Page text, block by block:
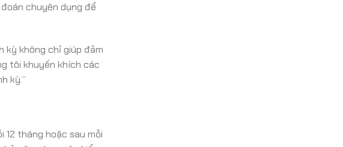
chuyên dụng để
kỳ không chỉ giúp đảm
tôi khuyến khích các
kỳ.”
tháng hoặc sau mỗi